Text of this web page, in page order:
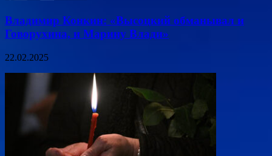
Владимир Конкин: «Высоцкий обманывал и
Говорухина, и Марину Влади»
22.02.2025